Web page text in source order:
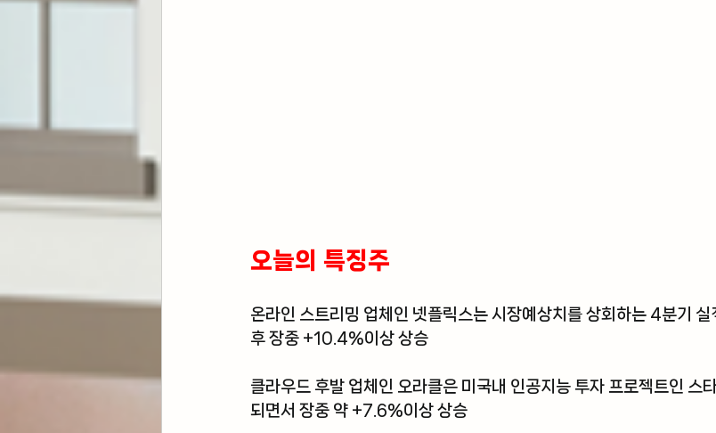
오늘의 특징주
온라인 스트리밍 업체인 넷플릭스는 시장예상치를 상회하는 4분기
후 장중 +10.4%이상 상승
클라우드 후발 업체인 오라클은 미국내 인공지능 투자 프로젝트인 스
되면서 장중 약 +7.6%이상 상승